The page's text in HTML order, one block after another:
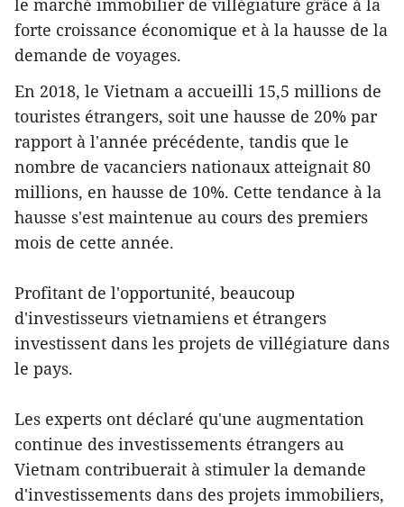
forte croissance économique et à la hausse de la
demande de voyages.
En 2018, le Vietnam a accueilli 15,5 millions de
touristes étrangers, soit une hausse de 20% par
rapport à l'année précédente, tandis que le
nombre de vacanciers nationaux atteignait 80
millions, en hausse de 10%. Cette tendance à la
hausse s'est maintenue au cours des premiers
mois de cette année.
Profitant de l'opportunité, beaucoup
d'investisseurs vietnamiens et étrangers
investissent dans les projets de villégiature dans
le pays.
Les experts ont déclaré qu'une augmentation
continue des investissements étrangers au
Vietnam contribuerait à stimuler la demande
d'investissements dans des projets immobiliers,